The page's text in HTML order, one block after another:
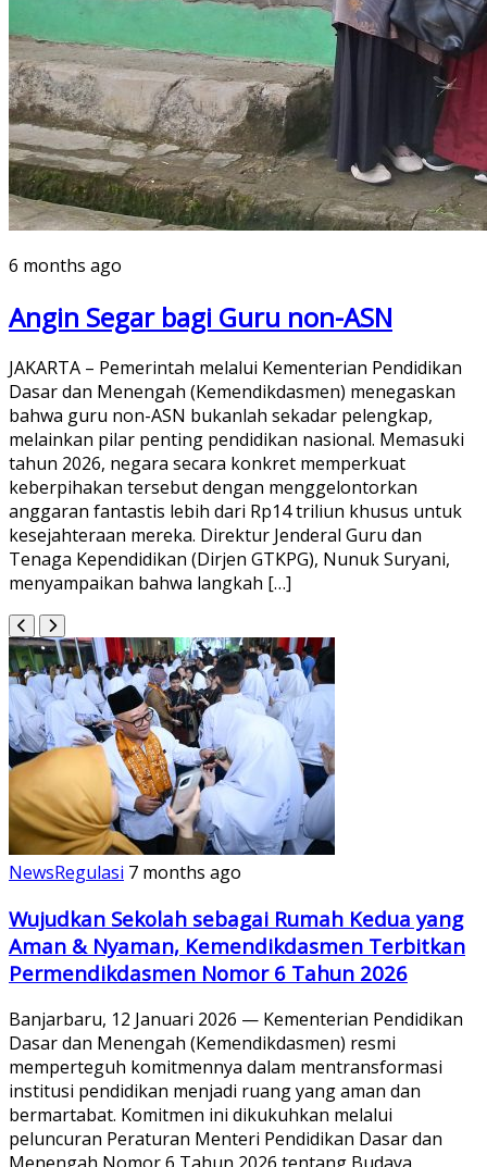
6 months ago
Angin Segar bagi Guru non-ASN
JAKARTA – Pemerintah melalui Kementerian Pendidikan
Dasar dan Menengah (Kemendikdasmen) menegaskan
bahwa guru non-ASN bukanlah sekadar pelengkap,
melainkan pilar penting pendidikan nasional. Memasuki
tahun 2026, negara secara konkret memperkuat
keberpihakan tersebut dengan menggelontorkan
anggaran fantastis lebih dari Rp14 triliun khusus untuk
kesejahteraan mereka. Direktur Jenderal Guru dan
Tenaga Kependidikan (Dirjen GTKPG), Nunuk Suryani,
menyampaikan bahwa langkah […]
NewsRegulasi 7 months ago
Wujudkan Sekolah sebagai Rumah Kedua yang
Aman & Nyaman, Kemendikdasmen Terbitkan
Permendikdasmen Nomor 6 Tahun 2026
Banjarbaru, 12 Januari 2026 — Kementerian Pendidikan
Dasar dan Menengah (Kemendikdasmen) resmi
memperteguh komitmennya dalam mentransformasi
institusi pendidikan menjadi ruang yang aman dan
bermartabat. Komitmen ini dikukuhkan melalui
peluncuran Peraturan Menteri Pendidikan Dasar dan